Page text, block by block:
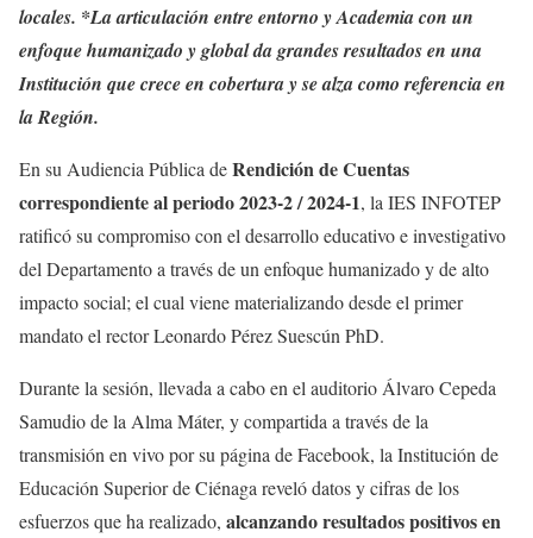
locales. *La articulación entre entorno y Academia con un
enfoque humanizado y global da grandes resultados en una
Institución que crece en cobertura y se alza como referencia en
la Región.
En su Audiencia Pública deRendición de Cuentas
correspondiente al periodo 2023-2 / 2024-1, la IES INFOTEP
ratificó su compromiso con el desarrollo educativo e investigativo
del Departamento a través de un enfoque humanizado y de alto
impacto social; el cual viene materializando desde el primer
mandato el rector Leonardo Pérez Suescún PhD.
Durante la sesión, llevada a cabo en el auditorio Álvaro Cepeda
Samudio de la Alma Máter, y compartida a través de la
transmisión en vivo por su página de Facebook, la Institución de
Educación Superior de Ciénaga reveló datos y cifras de los
esfuerzos que ha realizado, alcanzando resultados positivos en